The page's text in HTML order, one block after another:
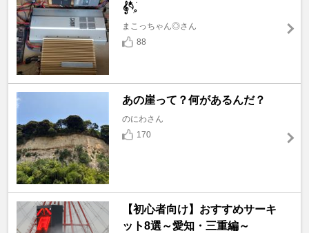
𝄞𓄹໋ׅ𓈒ׁ
まこっちゃん◎さん
88
あの崖って？何があるんだ？
のにわさん
170
【初心者向け】おすすめサーキ
ット8選～愛知・三重編～